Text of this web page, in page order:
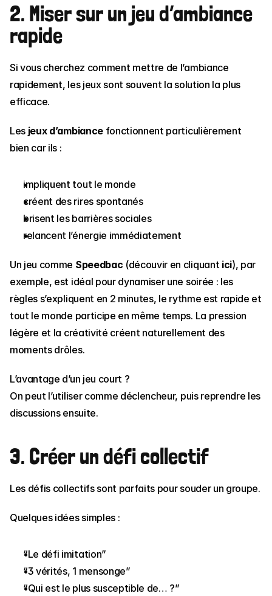
2. Miser sur un jeu d’ambiance
rapide
Si vous cherchez comment mettre de l’ambiance
rapidement, les jeux sont souvent la solution la plus
efficace.
Les jeux d’ambiance fonctionnent particulièrement
bien car ils :
impliquent tout le monde
créent des rires spontanés
brisent les barrières sociales
relancent l’énergie immédiatement
Un jeu comme Speedbac (découvir en cliquant ici), par
exemple, est idéal pour dynamiser une soirée : les
règles s’expliquent en 2 minutes, le rythme est rapide et
tout le monde participe en même temps. La pression
légère et la créativité créent naturellement des
moments drôles.
L’avantage d’un jeu court ?
On peut l’utiliser comme déclencheur, puis reprendre les
discussions ensuite.
3. Créer un défi collectif
Les défis collectifs sont parfaits pour souder un groupe.
Quelques idées simples :
“Le défi imitation”
“3 vérités, 1 mensonge”
“Qui est le plus susceptible de… ?”